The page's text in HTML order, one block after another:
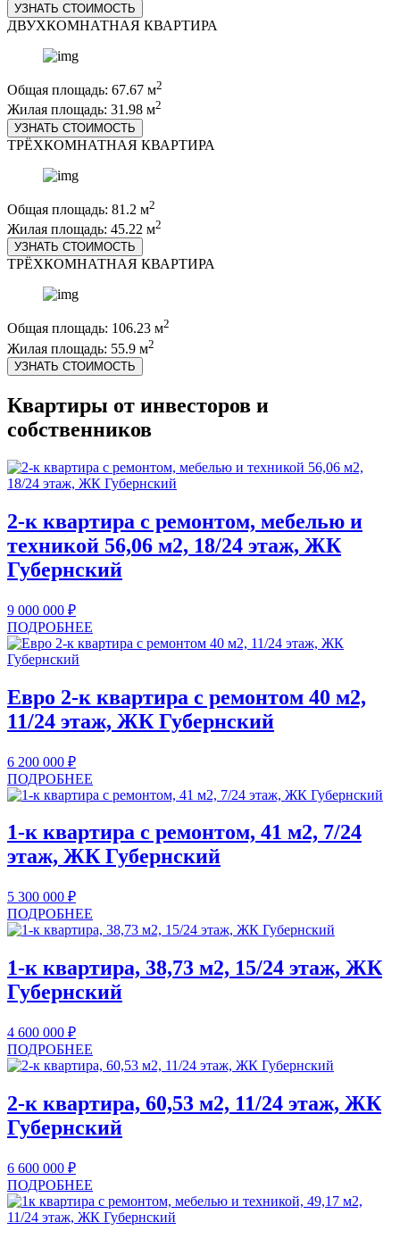
УЗНАТЬ СТОИМОСТЬ
ДВУХКОМНАТНАЯ КВАРТИРА
Общая площадь: 67.67 м2
Жилая площадь: 31.98 м2
УЗНАТЬ СТОИМОСТЬ
ТРЁХКОМНАТНАЯ КВАРТИРА
Общая площадь: 81.2 м2
Жилая площадь: 45.22 м2
УЗНАТЬ СТОИМОСТЬ
ТРЁХКОМНАТНАЯ КВАРТИРА
Общая площадь: 106.23 м2
Жилая площадь: 55.9 м2
УЗНАТЬ СТОИМОСТЬ
Квартиры от инвесторов и
собственников
2-к квартира с ремонтом, мебелью и
техникой 56,06 м2, 18/24 этаж, ЖК
Губернский
9 000 000 ₽
ПОДРОБНЕЕ
Евро 2-к квартира с ремонтом 40 м2,
11/24 этаж, ЖК Губернский
6 200 000 ₽
ПОДРОБНЕЕ
1-к квартира с ремонтом, 41 м2, 7/24
этаж, ЖК Губернский
5 300 000 ₽
ПОДРОБНЕЕ
1-к квартира, 38,73 м2, 15/24 этаж, ЖК
Губернский
4 600 000 ₽
ПОДРОБНЕЕ
2-к квартира, 60,53 м2, 11/24 этаж, ЖК
Губернский
6 600 000 ₽
ПОДРОБНЕЕ